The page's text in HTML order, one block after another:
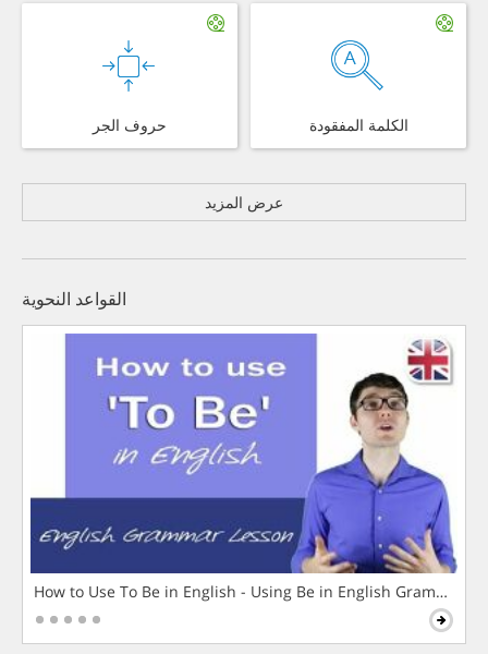
حروف الجر الكلمة المفقودة
عرض المزيد
القواعد النحوية
How to Use To Be in English - Using Be in English Grammar